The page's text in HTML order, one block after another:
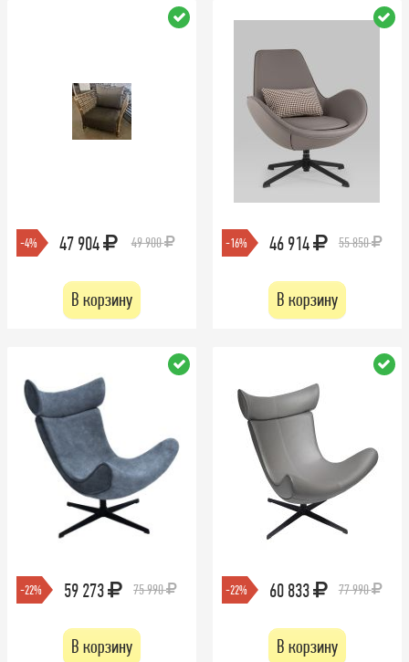
-4% 47 904 49 900
В корзину
-16% 46 914 55 850
В корзину
-22% 59 273 75 990
В корзину
-22% 60 833 77 990
В корзину